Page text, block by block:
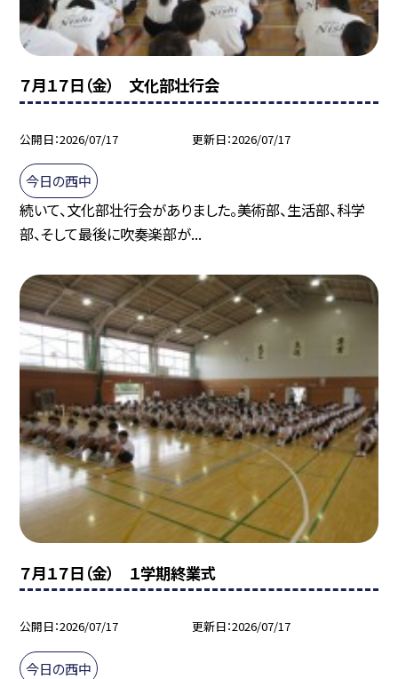
７月１７日（金） 文化部壮行会
公開日 2026/07/17 更新日 2026/07/17
今日の西中
続いて、文化部壮行会がありました。美術部、生活部、科学
部、そして最後に吹奏楽部が...
７月１７日（金） １学期終業式
公開日 2026/07/17 更新日 2026/07/17
今日の西中